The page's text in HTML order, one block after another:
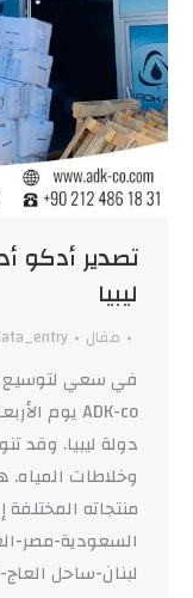
تصدير أدكو
ليبيا
مقال
في سعي لتوسيع
دولة ليبيا. وقد
وخلاطات
منتجاته
السعودية-مصر-
لبنان-ساحل